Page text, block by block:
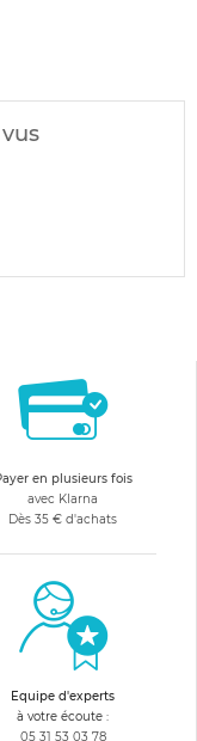
en plusieurs fois
avec Klarna
Dès 35 € d'achats
Equipe d'experts
à votre écoute :
05 31 53 03 78